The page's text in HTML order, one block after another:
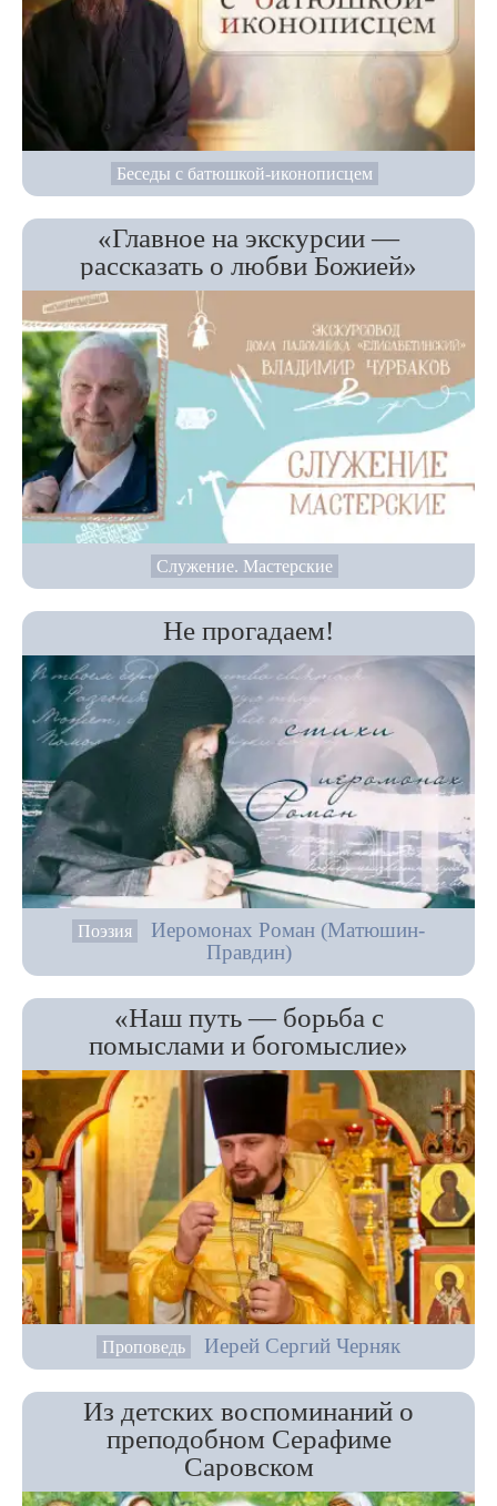
Беседы с батюшкой-иконописцем
«Главное на экскурсии —
рассказать о любви Божией»
Служение. Мастерские
Не прогадаем!
Поэзия
Иеромонах Роман (Матюшин-
Правдин)
«Наш путь — борьба с
помыслами и богомыслие»
Проповедь Иерей Сергий Черняк
Из детских воспоминаний о
преподобном Серафиме
Саровском